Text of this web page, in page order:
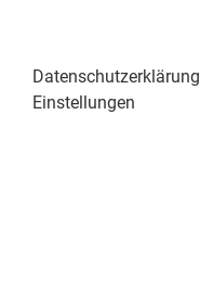
Datenschutzerklärung
Einstellungen